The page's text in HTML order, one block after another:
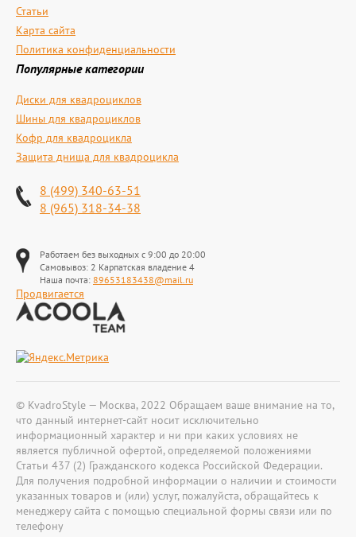
Статьи
Карта сайта
Политика конфиденциальности
Популярные категории
Диски для квадроциклов
Шины для квадроциклов
Кофр для квадроцикла
Защита днища для квадроцикла
8 (499) 340-63-51
8 (965) 318-34-38
Работаем без выходных с 9:00 до 20:00
Самовывоз: 2 Карпатская владение 4
Наша почта: 89653183438@mail.ru
Продвигается
© KvadroStyle — Москва, 2022 Обращаем ваше внимание на то,
что данный интернет-сайт носит исключительно
информационный характер и ни при каких условиях не
является публичной офертой, определяемой положениями
Статьи 437 (2) Гражданского кодекса Российской Федерации.
Для получения подробной информации о наличии и стоимости
указанных товаров и (или) услуг, пожалуйста, обращайтесь к
менеджеру сайта с помощью специальной формы связи или по
телефону